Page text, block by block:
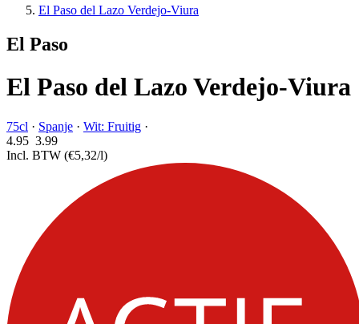
El Paso del Lazo Verdejo-Viura
El Paso
El Paso del Lazo Verdejo-Viura
75cl · Spanje · Wit: Fruitig ·
4.95 3.99
Incl. BTW (€5,32/l)